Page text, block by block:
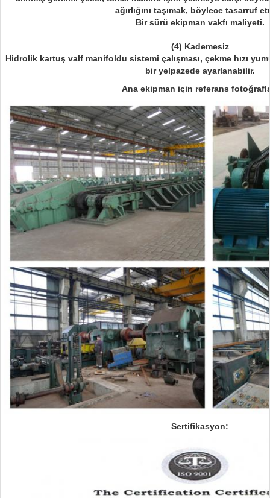
ağırlığını taşımak, böylece tasarruf
Bir sürü ekipman vakfı maliyeti.
(4) Kademesiz
Hidrolik kartuş valf manifoldu sistemi çalışması, çekme hızı
bir yelpazede ayarlanabilir.
Ana ekipman için referans
Sertifikasyon: